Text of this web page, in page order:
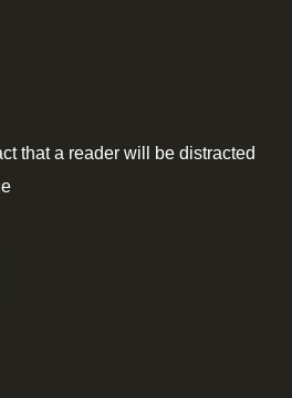
that a reader will be distracted